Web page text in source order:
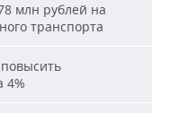
млн рублей на
транспорта
4%